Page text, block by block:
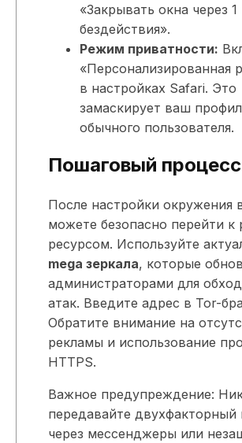
«Закрывать окна через
бездействия».
Режим приватности:
«Персонализированная
в настройках Safari. Это
замаскирует ваш
обычного пользователя.
Пошаговый
После настройки окружения
можете безопасно перейти к
ресурсом. Используйте
mega зеркала, которые
администраторами для
атак. Введите адрес в Tor-
Обратите внимание на
рекламы и использование
HTTPS.
Важное предупреждение:
передавайте двухфакторный
через мессенджеры или